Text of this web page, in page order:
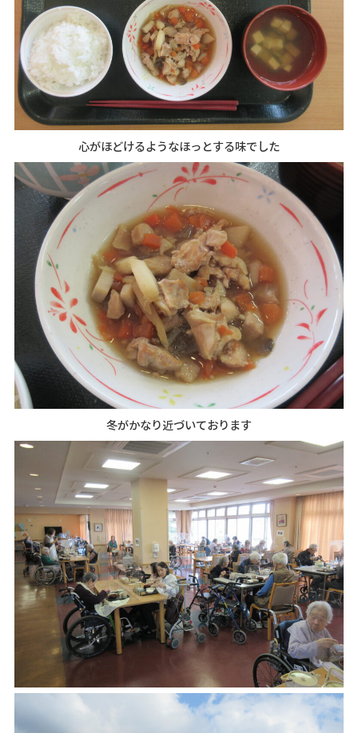
心がほどけるようなほっとする味でした
冬がかなり近づいております